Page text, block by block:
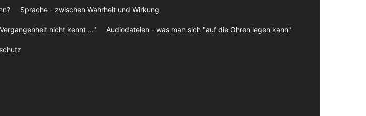
Sprache - zwischen Wahrheit und Wirkung
nicht kennt ..." Audiodateien - was man sich "auf die Ohren legen kann"